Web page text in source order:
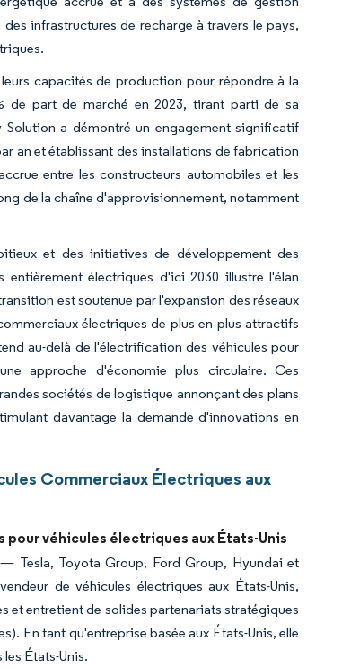
infrastructures de recharge à travers le pays,
capacités de production pour répondre à la
de part de marché en 2023, tirant parti de sa
a démontré un engagement significatif
an et établissant des installations de fabrication
entre les constructeurs automobiles et les
de la chaîne d'approvisionnement, notamment
et des initiatives de développement des
électriques d'ici 2030 illustre l'élan
est soutenue par l'expansion des réseaux
électriques de plus en plus attractifs
au-delà de l'électrification des véhicules pour
approche d'économie plus circulaire. Ces
sociétés de logistique annonçant des plans
davantage la demande d'innovations en
Commerciaux Électriques aux
véhicules électriques aux États-Unis
Tesla, Toyota Group, Ford Group, Hyundai et
de véhicules électriques aux États-Unis,
et entretient de solides partenariats stratégiques
En tant qu'entreprise basée aux États-Unis, elle
États-Unis.